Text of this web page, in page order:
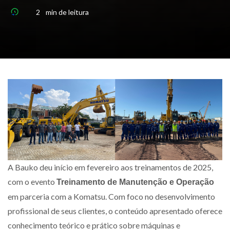
2 min de leitura
A Bauko deu início em fevereiro aos treinamentos de 2025,
com o evento Treinamento de Manutenção e Operação
em parceria com a Komatsu. Com foco no desenvolvimento
profissional de seus clientes, o conteúdo apresentado oferece
conhecimento teórico e prático sobre máquinas e